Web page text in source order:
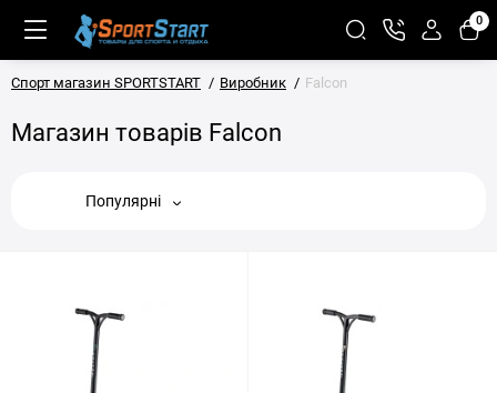
0
Спорт магазин SPORTSTART Виробник Falcon
Магазин товарів Falcon
Популярні